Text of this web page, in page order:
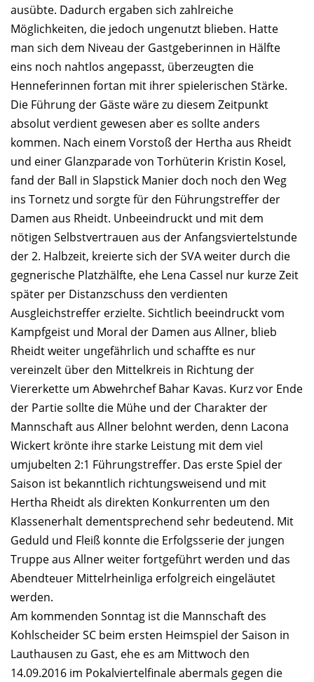
ausübte. Dadurch ergaben sich zahlreiche
Möglichkeiten, die jedoch ungenutzt blieben. Hatte
man sich dem Niveau der Gastgeberinnen in Hälfte
eins noch nahtlos angepasst, überzeugten die
Henneferinnen fortan mit ihrer spielerischen Stärke.
Die Führung der Gäste wäre zu diesem Zeitpunkt
absolut verdient gewesen aber es sollte anders
kommen. Nach einem Vorstoß der Hertha aus Rheidt
und einer Glanzparade von Torhüterin Kristin Kosel,
fand der Ball in Slapstick Manier doch noch den Weg
ins Tornetz und sorgte für den Führungstreffer der
Damen aus Rheidt. Unbeeindruckt und mit dem
nötigen Selbstvertrauen aus der Anfangsviertelstunde
der 2. Halbzeit, kreierte sich der SVA weiter durch die
gegnerische Platzhälfte, ehe Lena Cassel nur kurze Zeit
später per Distanzschuss den verdienten
Ausgleichstreffer erzielte. Sichtlich beeindruckt vom
Kampfgeist und Moral der Damen aus Allner, blieb
Rheidt weiter ungefährlich und schaffte es nur
vereinzelt über den Mittelkreis in Richtung der
Viererkette um Abwehrchef Bahar Kavas. Kurz vor Ende
der Partie sollte die Mühe und der Charakter der
Mannschaft aus Allner belohnt werden, denn Lacona
Wickert krönte ihre starke Leistung mit dem viel
umjubelten 2:1 Führungstreffer. Das erste Spiel der
Saison ist bekanntlich richtungsweisend und mit
Hertha Rheidt als direkten Konkurrenten um den
Klassenerhalt dementsprechend sehr bedeutend. Mit
Geduld und Fleiß konnte die Erfolgsserie der jungen
Truppe aus Allner weiter fortgeführt werden und das
Abendteuer Mittelrheinliga erfolgreich eingeläutet
werden.
Am kommenden Sonntag ist die Mannschaft des
Kohlscheider SC beim ersten Heimspiel der Saison in
Lauthausen zu Gast, ehe es am Mittwoch den
14.09.2016 im Pokalviertelfinale abermals gegen die